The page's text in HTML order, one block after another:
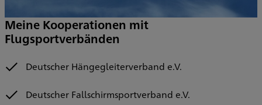
Meine Kooperationen mit
Flugsportverbänden
Deutscher Hängegleiterverband e.V.
Deutscher Fallschirmsportverband e.V.